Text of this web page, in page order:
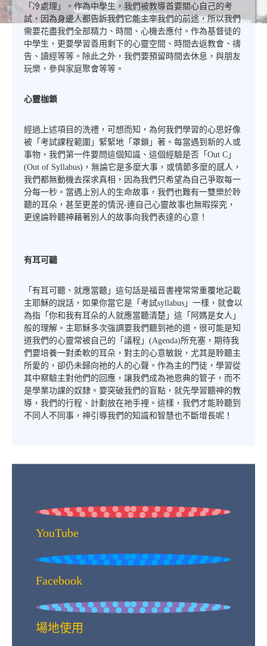
「冷處理」。作為中學生，我們被教導首要關心自己的考
試，因為身邊人都告訴我們它能主宰我們的前途，所以我們
需要花盡我們全部精力、時間、心機去應付。作為基督徒的
中學生，更要學習善用剩下的心靈空間、時間去返教會、禱
告、讀經等等。除此之外，我們要預留時間去休息，與朋友
玩樂，參與家庭聚會等等。
心靈枷鎖
經過上述項目的洗禮，可想而知，為何我們學習的心思好像
被「考試課程範圍」緊緊地「罩鎖」著。每當遇到新的人或
事物，我們第一件要問這個知識、這個經驗是否「Out C」
(Out of Syllabus)，無論它是多麼大事，或情節多麼的感人，
我們都無動機去探求真相，因為我們只希望為自己爭取每一
分每一秒。當遇上別人的生命故事，我們也難有一雙樂於聆
聽的耳朵，甚至更差的情況-連自己心靈故事也無暇探究，
更遑論聆聽神藉著別人的故事向我們表達的心意！
有耳可聽
「有耳可聽、就應當聽」這句話是福音書裡常常重覆地記載
主耶穌的說話，如果你當它是「考試syllabus」一樣，就會以
為指「你和我有耳朵的人就應當聽清楚」這「阿媽是女人」
般的理解。主耶穌多次強調要我們聽到祂的道，很可能是知
道我們的心靈常被自己的「議程」(Agenda)所充塞，期待我
們要培養一對柔軟的耳朵，對主的心意敏銳，尤其是聆聽主
所愛的，卻仍未歸向祂的人的心聲。作為主的門徒，學習從
其中察驗主對他們的回應，讓我們成為祂恩典的管子，而不
是學業功課的奴隸。要突破我們的盲點，就先學習聽神的教
導，我們的行程、計劃放在祂手裡。這樣，我們才能聆聽到
不同人不同事，神引導我們的知識和智慧也不斷增長呢！
YouTube
Facebook
場地使用